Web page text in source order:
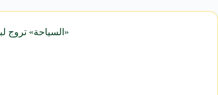
«السياحة» تروج